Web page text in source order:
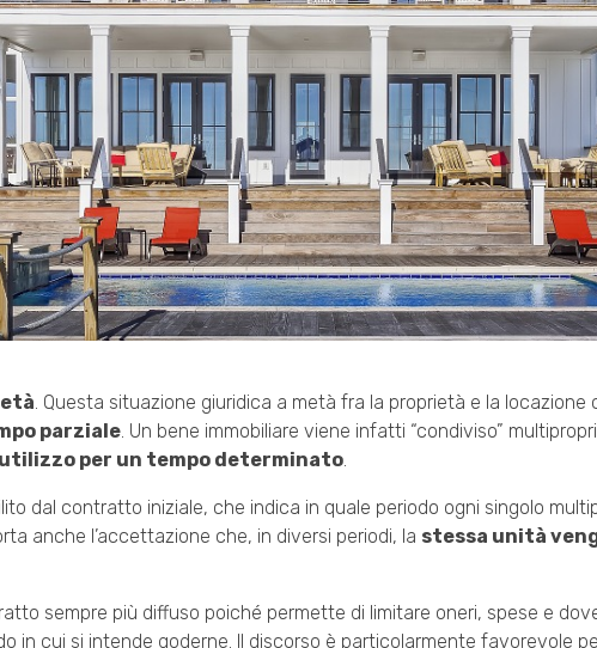
. Questa situazione giuridica a metà fra la proprietà e la
parziale . Un bene immobiliare viene infatti “condiviso”
utilizzo per un tempo determinato
dal contratto iniziale, che indica in quale periodo ogni singolo
anche l’accettazione che, in diversi periodi, la stessa unità
sempre più diffuso poiché permette di limitare oneri, spese e
in cui si intende goderne. Il discorso è particolarmente favorevole